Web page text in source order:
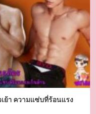
ย้า ความแซ่บที่ร้อนแรง